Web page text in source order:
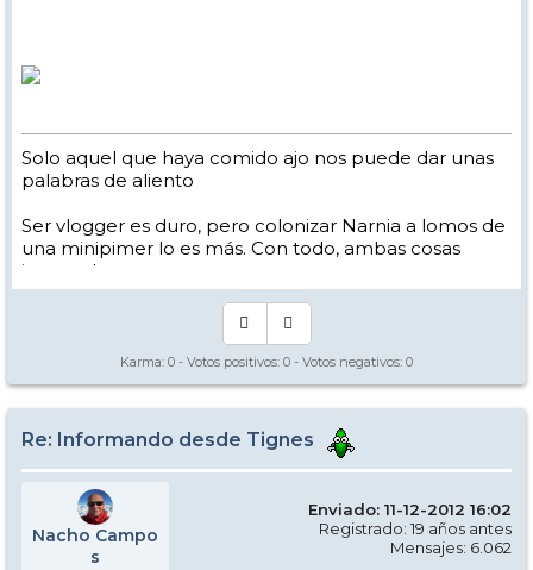
Solo aquel que haya comido ajo nos puede dar unas
palabras de aliento
Ser vlogger es duro, pero colonizar Narnia a lomos de
una minipimer lo es más. Con todo, ambas cosas
intento hacer.
Yo hago esquí extremo : voy de extremo a extremo
Los caminos del esquí son inescrotables ...
Karma: 0 - Votos positivos: 0 - Votos negativos: 0
Re: Informando desde Tignes
Nacho Campo
s
Enviado: 11-12-2012 16:02
Registrado: 19 años antes
Mensajes: 6.062